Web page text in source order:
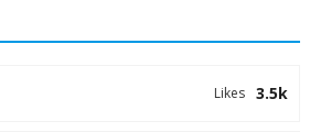
3.5k
Likes